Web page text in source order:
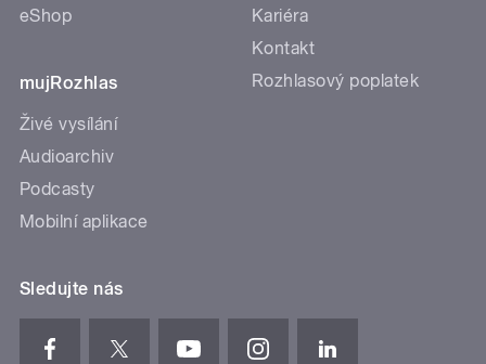
eShop
mujRozhlas
Živé vysílání
Audioarchiv
Podcasty
Mobilní aplikace
Kariéra
Kontakt
Rozhlasový poplatek
Sledujte nás